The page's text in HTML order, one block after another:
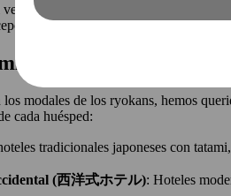
lo limpia, organizada y tranquila
a esto, especialmente cuando se
en Japón
modales de los ryokans, hemos
cada huésped:
tradicionales japoneses con
(西洋式ホテル): Hoteles